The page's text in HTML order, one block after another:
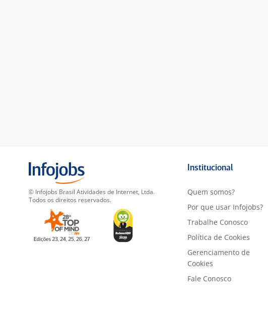
© Infojobs Brasil Atividades de Internet, Ltda.
Todos os direitos reservados.
Institucional
Quem somos?
Por que usar Infojobs?
Trabalhe Conosco
Política de Cookies
Gerenciamento de
Cookies
Fale Conosco